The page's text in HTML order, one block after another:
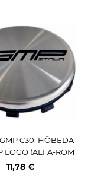
C30. HÕBEDA
LOGO (ALFA-ROM
C403SPM)
11,78 €